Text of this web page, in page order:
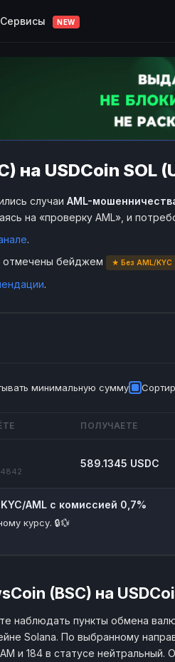
Сервисы NEW
на USDCoin SOL
случаи AML-
на «проверку AML», и
.
отмечены бейджем
★ Без AML/KYC
.
минимальную сумму
ПОЛУЧАЕТЕ
589.1345 USDC
AML с комиссией 0,7%
курсу. 🔒💱
(BSC) на
наблюдать пункты обмена
Solana. По выбранному
и 184 в статусе нейтральный.